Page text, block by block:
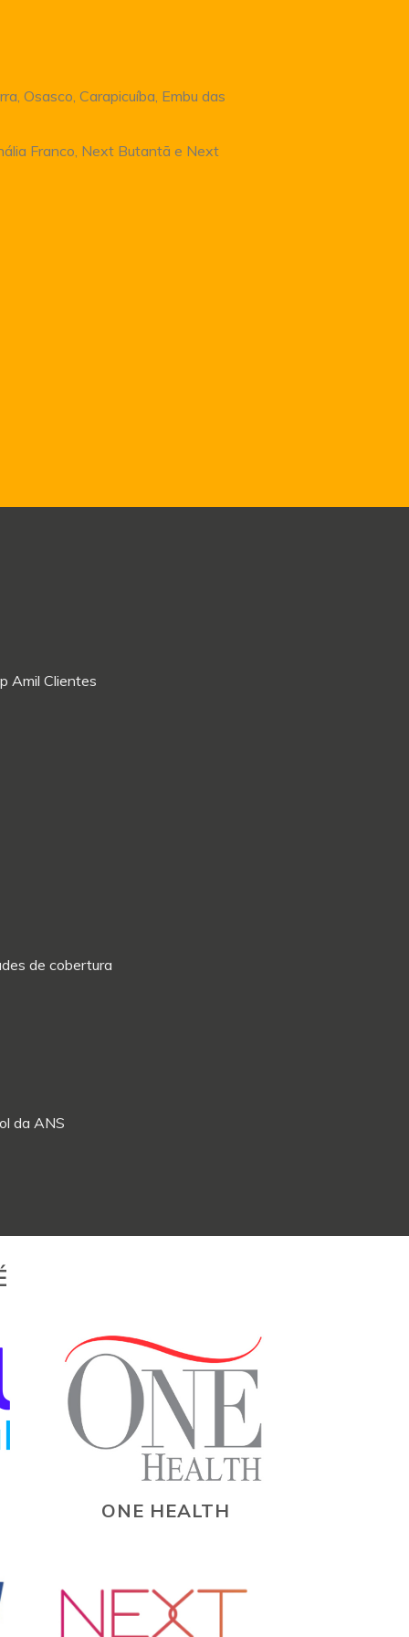
Osasco, Carapicuíba, Embu das
Franco, Next Butantã e Next
Amil Clientes
de cobertura
da ANS
ONE HEALTH